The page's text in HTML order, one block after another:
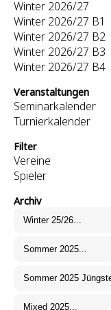
Winter 2026/27
Winter 2026/27 B1
Winter 2026/27 B2
Winter 2026/27 B3
Winter 2026/27 B4
Veranstaltungen
Seminarkalender
Turnierkalender
Filter
Vereine
Spieler
Archiv